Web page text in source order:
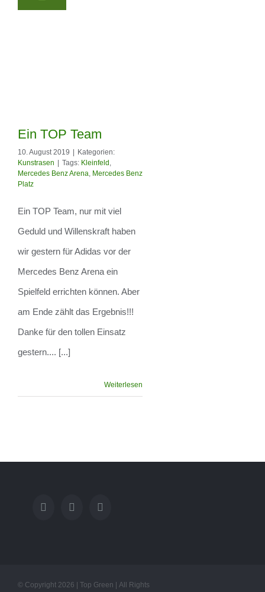
Ein TOP Team
10. August 2019
Kategorien:
Kunstrasen
Tags: Kleinfeld ,
Mercedes Benz Arena, Mercedes Benz
Platz
Ein TOP Team, nur mit viel
Geduld und Willenskraft haben
wir gestern für Adidas vor der
Mercedes Benz Arena ein
Spielfeld errichten können. Aber
am Ende zählt das Ergebnis!!!
Danke für den tollen Einsatz
gestern.... [...]
Weiterlesen
© Copyright 2026 | Top Green | All Rights